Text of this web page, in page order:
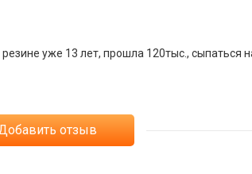
уже 13 лет, прошла 120тыс., сыпаться
Добавить отзыв